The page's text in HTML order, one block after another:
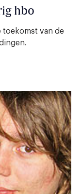
hbo
toekomst van de